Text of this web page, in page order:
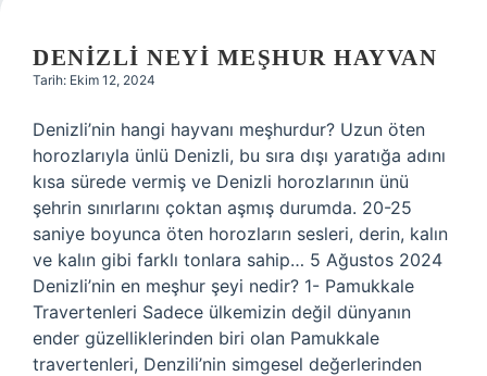
DENIZLI NEYI MEŞHUR HAYVAN
Tarih: Ekim 12, 2024
Denizli’nin hangi hayvanı meşhurdur? Uzun öten
horozlarıyla ünlü Denizli, bu sıra dışı yaratığa adını
kısa sürede vermiş ve Denizli horozlarının ünü
şehrin sınırlarını çoktan aşmış durumda. 20-25
saniye boyunca öten horozların sesleri, derin, kalın
ve kalın gibi farklı tonlara sahip… 5 Ağustos 2024
Denizli’nin en meşhur şeyi nedir? 1- Pamukkale
Travertenleri Sadece ülkemizin değil dünyanın
ender güzelliklerinden biri olan Pamukkale
travertenleri, Denzili’nin simgesel değerlerinden